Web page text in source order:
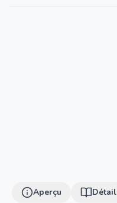
Aperçu Détail